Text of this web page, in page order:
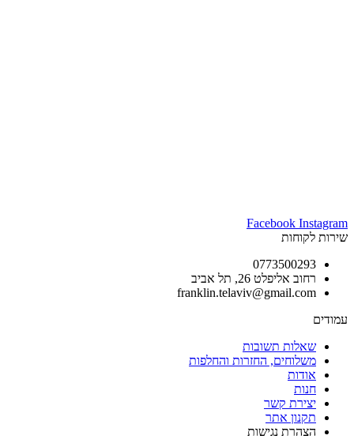
Facebook Instagram
שירות לקוחות
0773500293
רחוב אליפלט 26, תל אביב
franklin.telaviv@gmail.com
עמודים
שאלות תשובות
משלוחים, החזרות והחלפות
אודות
חנות
יצירת קשר
תקנון אתר
הצהרת נגישות